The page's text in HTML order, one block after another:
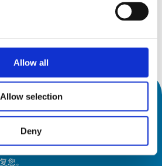
Allow all
Allow selection
Deny
您做什么？
所需要的信息。我们会将您的诉求交
您。